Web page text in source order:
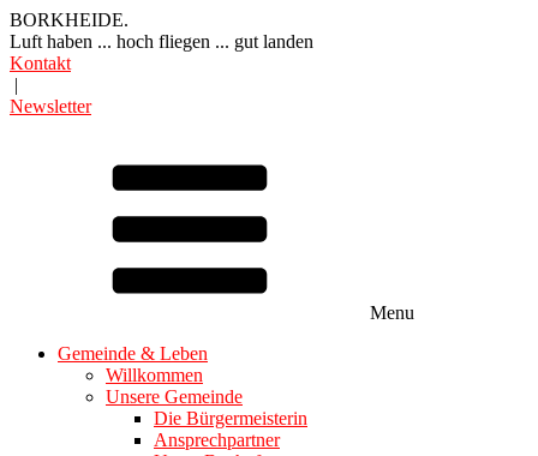
BORKHEIDE.
Luft haben ... hoch fliegen ... gut landen
Kontakt
|
Newsletter
Menu
Gemeinde & Leben
Willkommen
Unsere Gemeinde
Die Bürgermeisterin
Ansprechpartner